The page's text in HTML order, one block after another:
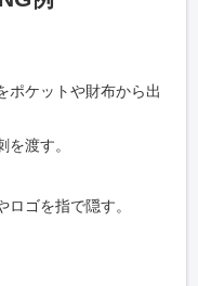
ポケットや財布から出
渡す。
ゴを指で隠す。